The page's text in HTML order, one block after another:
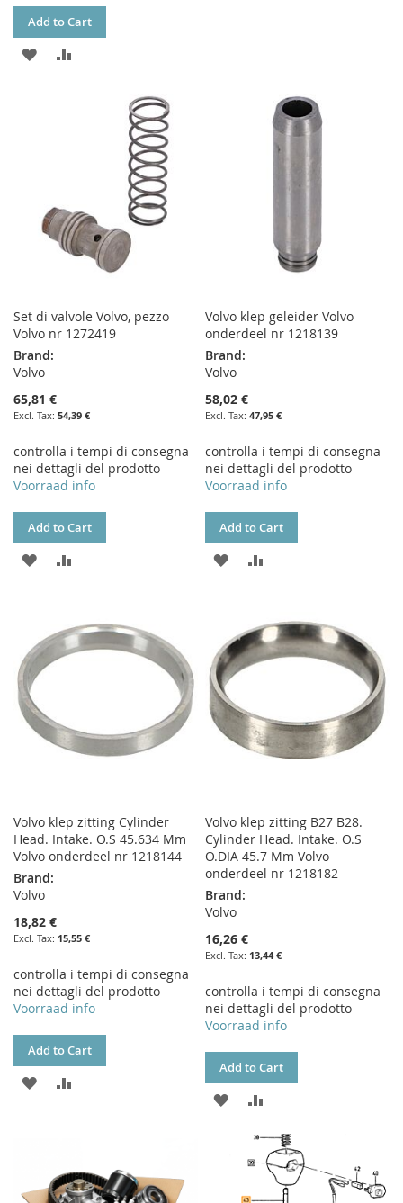
Add to Cart
ADD
COMPARE
Set di valvole Volvo, pezzo
Volvo nr 1272419
Brand:
Volvo
65,81 €
54,39 €
controlla i tempi di consegna
nei dettagli del prodotto
Voorraad info
Add to Cart
ADD
LIST
COMPARE
Volvo klep geleider Volvo
onderdeel nr 1218139
Brand:
Volvo
58,02 €
47,95 €
controlla i tempi di consegna
nei dettagli del prodotto
Voorraad info
Add to Cart
ADD
WISH
LIST
COMPARE
Volvo klep zitting Cylinder
Head. Intake. O.S 45.634 Mm
Volvo onderdeel nr 1218144
Brand:
Volvo
18,82 €
15,55 €
controlla i tempi di consegna
nei dettagli del prodotto
Voorraad info
Add to Cart
ADD
LIST
Volvo klep zitting B27 B28.
Cylinder Head. Intake. O.S
O.DIA 45.7 Mm Volvo
onderdeel nr 1218182
Brand:
Volvo
16,26 €
13,44 €
controlla i tempi di consegna
nei dettagli del prodotto
Voorraad info
Add to Cart
ADD
WISH
LIST
TO
COMPARE